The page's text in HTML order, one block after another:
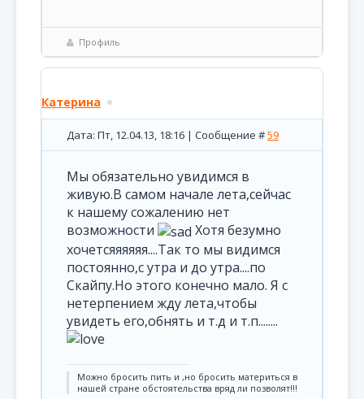
Профиль
Катерина
Дата: Пт, 12.04.13, 18:16 | Сообщение #59
Мы обязательно увидимся в
живую.В самом начале лета,сейчас
к нашему сожалению нет
возможности
Хотя безумно
хочетсяяяяяя....Так то мы видимся
постоянно,с утра и до утра....по
Скайпу.Но этого конечно мало. Я с
нетерпением жду лета,чтобы
увидеть его,обнять и т.д и т.п........
Можно бросить пить и ,но бросить материться в
нашей стране обстоятельства вряд ли позволят!!!